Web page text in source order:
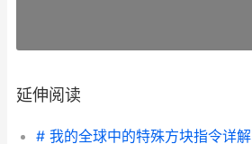
延伸阅读
# 我的全球中的特殊方块指令详解